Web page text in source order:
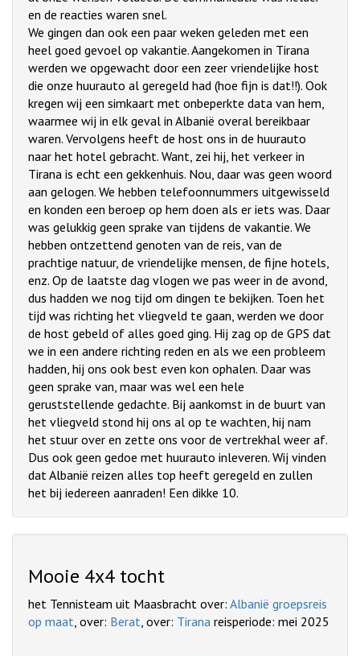
en de reacties waren snel.
We gingen dan ook een paar weken geleden met een
heel goed gevoel op vakantie. Aangekomen in Tirana
werden we opgewacht door een zeer vriendelijke host
die onze huurauto al geregeld had (hoe fijn is dat!!). Ook
kregen wij een simkaart met onbeperkte data van hem,
waarmee wij in elk geval in Albanië overal bereikbaar
waren. Vervolgens heeft de host ons in de huurauto
naar het hotel gebracht. Want, zei hij, het verkeer in
Tirana is echt een gekkenhuis. Nou, daar was geen woord
aan gelogen. We hebben telefoonnummers uitgewisseld
en konden een beroep op hem doen als er iets was. Daar
was gelukkig geen sprake van tijdens de vakantie. We
hebben ontzettend genoten van de reis, van de
prachtige natuur, de vriendelijke mensen, de fijne hotels,
enz. Op de laatste dag vlogen we pas weer in de avond,
dus hadden we nog tijd om dingen te bekijken. Toen het
tijd was richting het vliegveld te gaan, werden we door
de host gebeld of alles goed ging. Hij zag op de GPS dat
we in een andere richting reden en als we een probleem
hadden, hij ons ook best even kon ophalen. Daar was
geen sprake van, maar was wel een hele
geruststellende gedachte. Bij aankomst in de buurt van
het vliegveld stond hij ons al op te wachten, hij nam
het stuur over en zette ons voor de vertrekhal weer af.
Dus ook geen gedoe met huurauto inleveren. Wij vinden
dat Albanië reizen alles top heeft geregeld en zullen
het bij iedereen aanraden! Een dikke 10.
Mooie 4x4 tocht
het Tennisteam uit Maasbracht over: Albanië groepsreis
op maat, over: Berat, over: Tirana reisperiode: mei 2025